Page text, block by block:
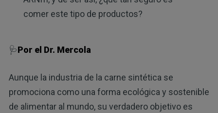
comer este tipo de productos?
🩺Por el Dr. Mercola
Aunque la industria de la carne sintética se
promociona como una forma ecológica y sostenible
de alimentar al mundo, su verdadero objetivo es